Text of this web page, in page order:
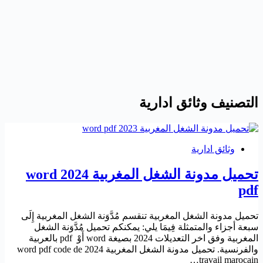
التصنيف وثائق ادارية
وثائق ادارية
تحميل مدونة الشغل المغربية 2024 word
pdf
تحميل مدونة الشغل المغربية تنقسم مُدَّوَنة الشغل المغربية إِلَى
سبعة أجزاء والمتمثلة فِيمَا يلي: يمكنكم تحميل مُدَّوَنة الشغل
المغربية وفق اخر التعديلات 2024 بصيغة word أَوْ pdf بالعربية
والفرنسية. تحميل مدونة الشغل المغربية 2024 word pdf code de
travail marocain…